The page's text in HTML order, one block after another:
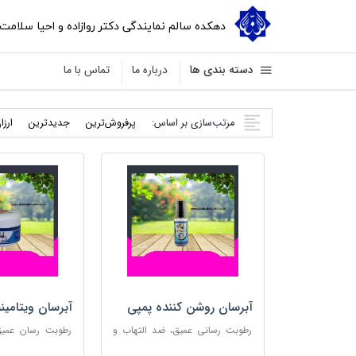
دهکده سالم نمایندگی دکتر روازاده و احیا
دسته بندی ها درباره ما تماس با ما
مرتب‌سازی بر اساس: پرفروش‌ترین جدید‌ترین
آبرسان روشن کننده پمپی
رطوبت رسانی عمیق، ضد التهاب و
آبرسان
رطوبت رسان